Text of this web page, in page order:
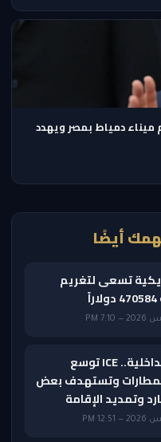
دمياط بمصر ويهدد
أيضًا
تسعى لتغريم
حتى في الرحلات الداخلية.. ICE توسع
وتستهدف بعض
وتمديد الإقامة